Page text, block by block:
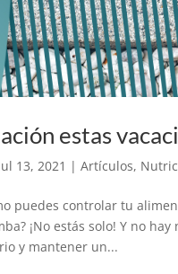
estas
13, 2021 |Artículos,
puedes controlar tu
¡No estás solo! Y no
y mantener un...